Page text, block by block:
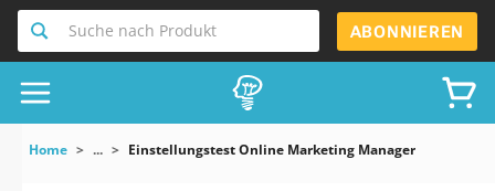
Suche nach Produkt ABONNIEREN
Home ... Einstellungstest Online Marketing Manager